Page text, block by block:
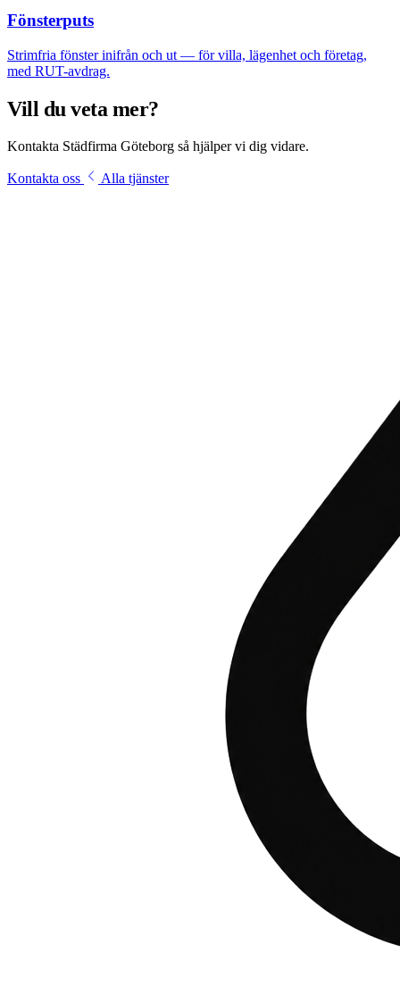
Fönsterputs
Strimfria fönster inifrån och ut — för villa, lägenhet och företag,
med RUT-avdrag.
Vill du veta mer?
Kontakta Städfirma Göteborg så hjälper vi dig vidare.
Kontakta oss Alla tjänster